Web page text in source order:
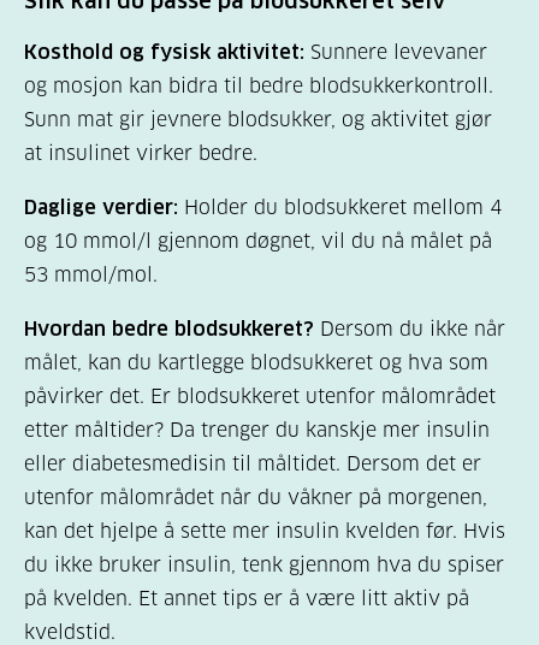
Kosthold og fysisk aktivitet: Sunnere levevaner
og mosjon kan bidra til bedre blodsukkerkontroll.
Sunn mat gir jevnere blodsukker, og aktivitet gjør
at insulinet virker bedre.
Daglige verdier: Holder du blodsukkeret mellom 4
og 10 mmol/l gjennom døgnet, vil du nå målet på
53 mmol/mol.
Hvordan bedre blodsukkeret? Dersom du ikke når
målet, kan du kartlegge blodsukkeret og hva som
påvirker det. Er blodsukkeret utenfor målområdet
etter måltider? Da trenger du kanskje mer insulin
eller diabetesmedisin til måltidet. Dersom det er
utenfor målområdet når du våkner på morgenen,
kan det hjelpe å sette mer insulin kvelden før. Hvis
du ikke bruker insulin, tenk gjennom hva du spiser
på kvelden. Et annet tips er å være litt aktiv på
kveldstid.